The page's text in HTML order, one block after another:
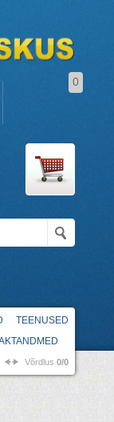
0
TEENUSED
Võrdlus 0/0